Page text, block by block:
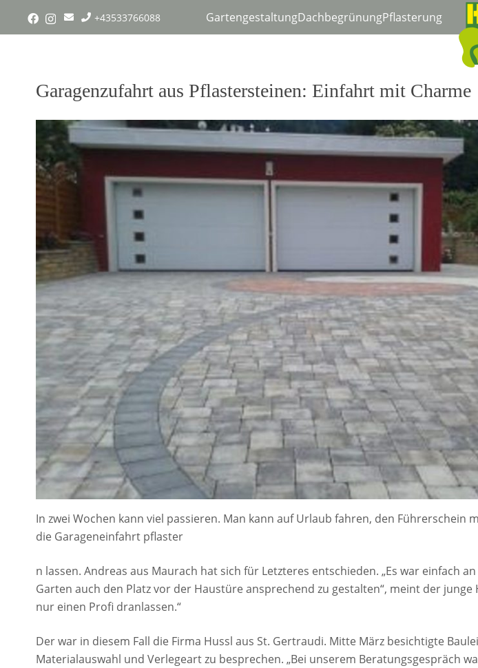
+43533766088 GartengestaltungDachbegrünungPflasterung
Garagenzufahrt aus Pflastersteinen: Einfahrt mit Charme
In zwei Wochen kann viel passieren. Man kann auf Urlaub fahren, den Führerschein
die Garageneinfahrt pflaster
n lassen. Andreas aus Maurach hat sich für Letzteres entschieden. „Es war einfach
Garten auch den Platz vor der Haustüre ansprechend zu gestalten“, meint der
nur einen Profi dranlassen.“
Der war in diesem Fall die Firma Hussl aus St. Gertraudi. Mitte März besichtigte
Materialauswahl und Verlegeart zu besprechen. „Bei unserem Beratungsgespräch